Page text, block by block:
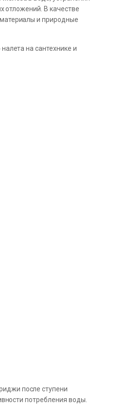
отложений. В качестве
и природные
на сантехнике и
после ступени
потребления воды.